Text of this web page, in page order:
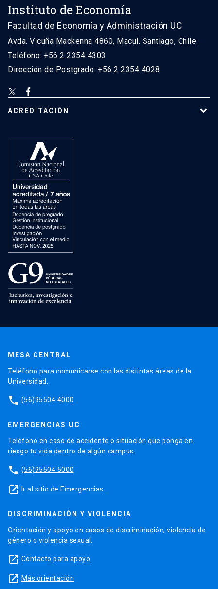
Instituto de Economía
Facultad de Economía y Administración UC
Avda. Vicuña Mackenna 4860, Macul. Santiago, Chile
Teléfono: +56 2 2354 4303
Dirección de Postgrado: +56 2 2354 4028
ACREDITACIÓN
MESA CENTRAL
Teléfono para comunicarse con las distintas áreas de la
Universidad.
phone (56)95504 4000
EMERGENCIAS UC
Teléfono en caso de accidente o situación que ponga en
riesgo tu vida dentro de algún campus.
phone (56)95504 5000
launch Ir al sitio de Emergencias
DISCRIMINACIÓN Y VIOLENCIA
Orientación y apoyo en casos de discriminación, violencia de
género o violencia sexual.
launch Contacto para apoyo
launch Más orientación